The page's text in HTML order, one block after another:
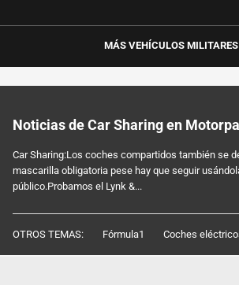
MÁS VEHÍCULOS MILITARES
Noticias de Car Sharing en
Car Sharing:Los coches compartidos también se
mascarilla obligatoria pese hay que seguir
público.Probamos el Lynk &...
OTROS TEMAS: Fórmula1 Coches